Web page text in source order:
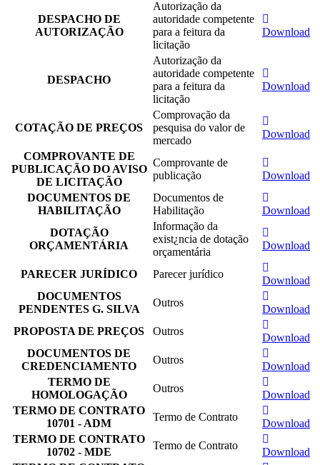
DESPACHO DE
AUTORIZAÇÃO
Autorização da
autoridade competente
para a feitura da
licitação
Download
DESPACHO
Autorização da
autoridade competente
para a feitura da
licitação
Download
COTAÇÃO DE PREÇOS
Comprovação da
pesquisa do valor de
mercado
Download
COMPROVANTE DE
PUBLICAÇÃO DO AVISO
DE LICITAÇÃO
Comprovante de
publicação
Download
DOCUMENTOS DE
HABILITAÇÃO
Documentos de
Habilitação
Download
DOTAÇÃO
ORÇAMENTÁRIA
Informação da
exist¿ncia de dotação
orçamentária
Download
PARECER JURÍDICO Parecer jurídico
Download
DOCUMENTOS
PENDENTES G. SILVA
Outros
Download
PROPOSTA DE PREÇOS
Outros
Download
DOCUMENTOS DE
CREDENCIAMENTO
Outros
Download
TERMO DE
HOMOLOGAÇÃO
Outros
Download
TERMO DE CONTRATO
10701 - ADM
Termo de Contrato
Download
TERMO DE CONTRATO
10702 - MDE
Termo de Contrato
Download